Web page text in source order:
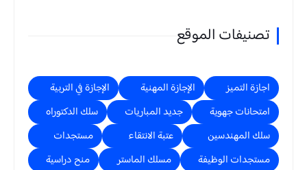
تصنيفات الموقع
اجازة التميز الإجازة المهنية
الإجازة في التربية
امتحانات جهوية
جديد المباريات
سلك الدكتوراه
سلك المهندسين
عتبة الانتقاء
مستجدات
مستجدات الوظيفة
مسلك الماستر
منح دراسية